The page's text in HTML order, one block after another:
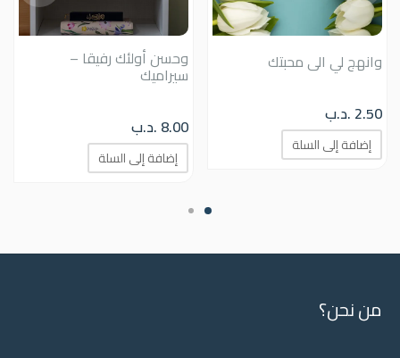
وانهج لي الى محبتك
2.50 .د.ب
إضافة إلى السلة
وحسن أولئك رفيقا –
سيراميك
8.00 .د.ب
إضافة إلى السلة
من نحن؟